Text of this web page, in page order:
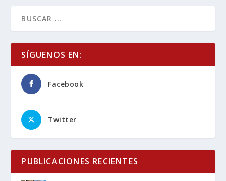
SÍGUENOS EN:
Facebook
Twitter
PUBLICACIONES RECIENTES